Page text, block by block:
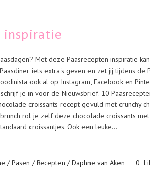
inspiratie
Met deze Paasrecepten inspiratie
iets extra's geven en zet jij tijdens de
ook al op Instagram, Facebook en
je in voor de Nieuwsbrief. 10
croissants recept gevuld met crunchy
rol je zelf deze chocolade croissants met
croissantjes. Ook een leuke...
/Pasen /Recepten / Daphne van Aken 0